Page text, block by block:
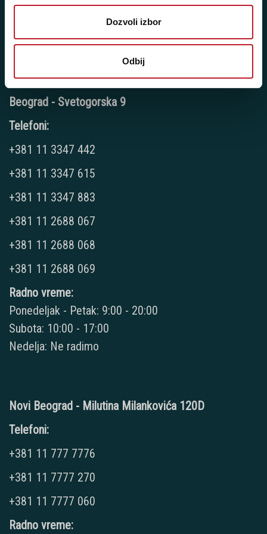
Dozvoli izbor
Odbij
060/6470116
NAŠE PRODAVNICE
Beograd - Svetogorska 9
Telefoni:
+381 11 3347 442
+381 11 3347 615
+381 11 3347 883
+381 11 2688 067
+381 11 2688 068
+381 11 2688 069
Radno vreme:
Ponedeljak - Petak: 9:00 - 20:00
Subota: 10:00 - 17:00
Nedelja: Ne radimo
Novi Beograd - Milutina Milankovića 120D
Telefoni:
+381 11 777 7776
+381 11 7777 270
+381 11 7777 060
Radno vreme: